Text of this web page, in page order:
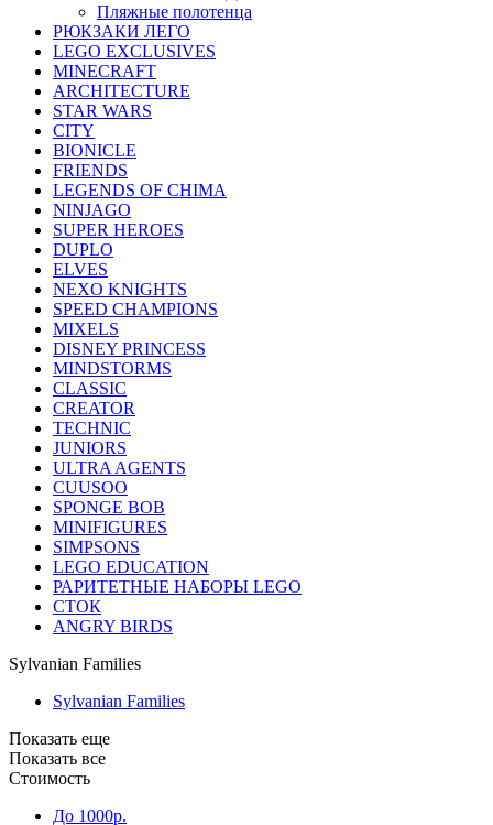
Пляжные полотенца
РЮКЗАКИ ЛЕГО
LEGO EXCLUSIVES
MINECRAFT
ARCHITECTURE
STAR WARS
CITY
BIONICLE
FRIENDS
LEGENDS OF CHIMA
NINJAGO
SUPER HEROES
DUPLO
ELVES
NEXO KNIGHTS
SPEED CHAMPIONS
MIXELS
DISNEY PRINCESS
MINDSTORMS
CLASSIC
CREATOR
TECHNIC
JUNIORS
ULTRA AGENTS
CUUSOO
SPONGE BOB
MINIFIGURES
SIMPSONS
LEGO EDUCATION
РАРИТЕТНЫЕ НАБОРЫ LEGO
СТОК
ANGRY BIRDS
Sylvanian Families
Sylvanian Families
Показать еще
Показать все
Стоимость
До 1000р.